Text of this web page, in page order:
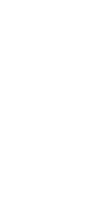
ることを
ケジュー
す。上の
スケジュ
トは土曜
エクスポ
造を定義
ートと同
ーマのバ
このデー